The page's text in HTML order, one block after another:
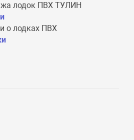
лодок ПВХ ТУЛИН
о лодках ПВХ